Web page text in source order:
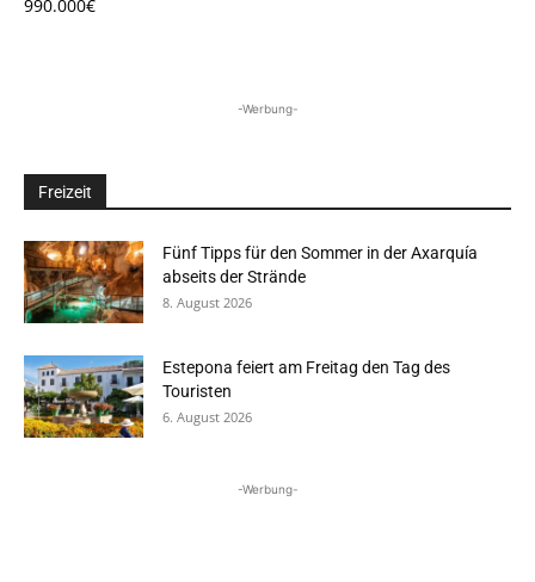
990.000€
-Werbung-
Freizeit
Fünf Tipps für den Sommer in der Axarquía
abseits der Strände
8. August 2026
Estepona feiert am Freitag den Tag des
Touristen
6. August 2026
-Werbung-